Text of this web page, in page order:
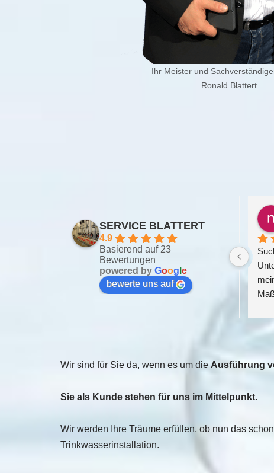
Ihr Meister und
Ronald Blattert
SERVICE BLATTERT
4.9
Basierend auf 23
Bewertungen
powered by Goog e
bewerte uns auf
Wir sind für Sie da, wenn es um die Ausführung
Sie als Kunde stehen für uns im Mittelpunkt.
Wir werden Ihre Träume erfüllen, ob nun das
Trinkwasserinstallation.